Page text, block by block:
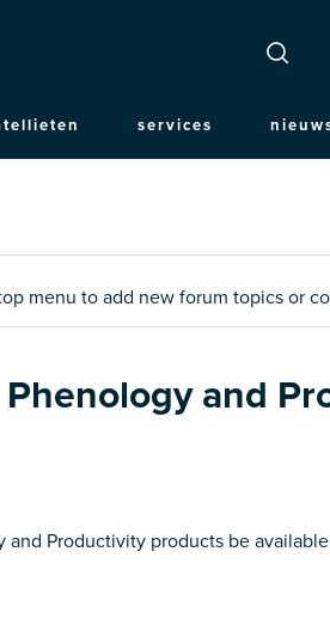
services
menu to add new forum topics or
and
Productivity products be